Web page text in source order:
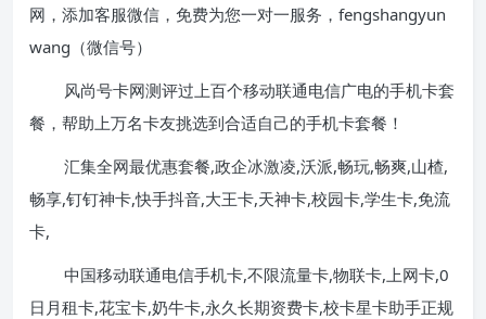
网，添加客服微信，免费为您一对一服务，fengshangyun
wang（微信号）
风尚号卡网测评过上百个移动联通电信广电的手机卡套
餐，帮助上万名卡友挑选到合适自己的手机卡套餐！
汇集全网最优惠套餐,政企冰激凌,沃派,畅玩,畅爽,山楂,
畅享,钉钉神卡,快手抖音,大王卡,天神卡,校园卡,学生卡,免流
卡,
中国移动联通电信手机卡,不限流量卡,物联卡,上网卡,0
日月租卡,花宝卡,奶牛卡,永久长期资费卡,校卡星卡助手正规